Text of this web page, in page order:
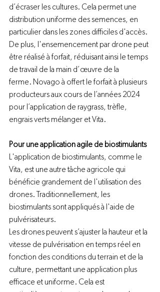
d’écraser les cultures. Cela permet une
distribution uniforme des semences, en
particulier dans les zones difficiles d'accès.
De plus, l'ensemencement par drone peut
être réalisé à forfait, réduisant ainsi le temps
de travail de la main d’œuvre de la
ferme. Novago à offert le forfait à plusieurs
producteurs aux cours de l’années 2024
pour l’application de raygrass, trèfle,
engrais verts mélanger et Vita.
Pour une application agile de biostimulants
L'application de biostimulants, comme le
Vita, est une autre tâche agricole qui
bénéficie grandement de l'utilisation des
drones. Traditionnellement, les
biostimulants sont appliqués à l'aide de
pulvérisateurs.
Les drones peuvent s’ajuster la hauteur et la
vitesse de pulvérisation en temps réel en
fonction des conditions du terrain et de la
culture, permettant une application plus
efficace et uniforme. Cela est